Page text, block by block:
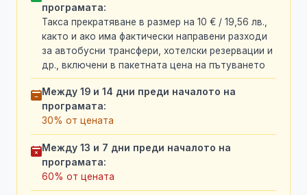
програмата:
Такса прекратяване в размер на 10 € / 19,56 лв.,
както и ако има фактически направени разходи
за автобусни трансфери, хотелски резервации и
др., включени в пакетната цена на пътуването
Между 19 и 14 дни преди началото на
програмата:
30% от цената
Между 13 и 7 дни преди началото на
програмата:
60% от цената